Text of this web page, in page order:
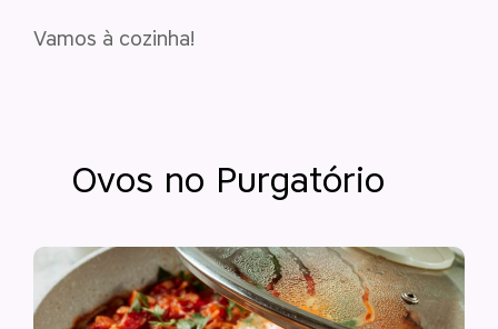
Vamos à cozinha!
Ovos no Purgatório